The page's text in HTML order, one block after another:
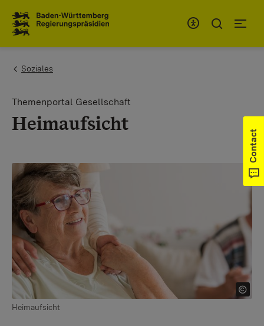
You are here:
Soziales
Themenportal Gesellschaft
Heimaufsicht
Heimaufsicht
Contact